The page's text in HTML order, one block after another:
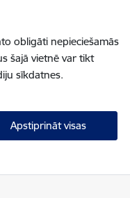
obligāti nepieciešamās
šajā vietnē var tikt
sīkdatnes.
Apstiprināt visas